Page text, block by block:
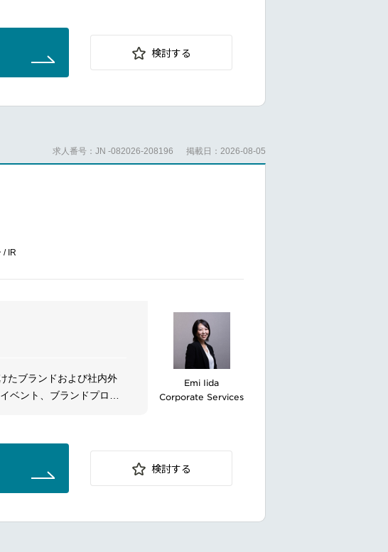
。
検討する
求人番号：JN -082026-208196 掲載日：2026-08-05
/ IR
たブランドおよび社内外
ベント、ブランドプロモ
ミュニケーションの統括
Emi Iida
Corporate Services
検討する